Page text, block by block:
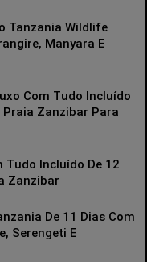
Tanzania Wildlife
Manyara E
Com Tudo Incluído
Praia Zanzibar Para
Tudo Incluído De 12
Zanzibar
De 11 Dias Com
Serengeti E